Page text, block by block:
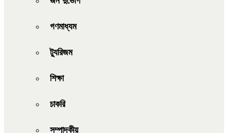
গণমাধ্যম
ট্যুরিজম
শিক্ষা
চাকরি
সম্পাদকীয়